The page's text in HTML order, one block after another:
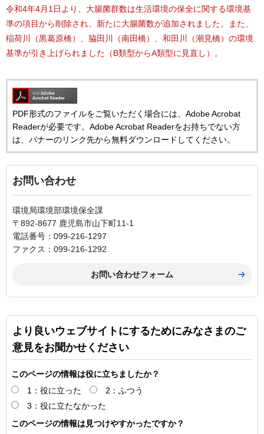
令和4年4月1日より、大腸菌群数は生活環境の保全に関する環境基
準の項目から削除され、新たに大腸菌数が追加されました。また、
稲荷川（黒葛原橋）、脇田川（南田橋）、和田川（潮見橋）の環境
基準が引き上げられました（B類型からA類型に見直し）。
PDF形式のファイルをご覧いただく場合には、Adobe Acrobat
Readerが必要です。Adobe Acrobat Readerをお持ちでない方
は、バナーのリンク先から無料ダウンロードしてください。
お問い合わせ
環境局環境部環境保全課
〒892-8677 鹿児島市山下町11-1
電話番号：099-216-1297
ファクス：099-216-1292
より良いウェブサイトにするためにみなさまのご
意見をお聞かせください
このページの情報は役に立ちましたか？
1：役に立った
2：ふつう
3：役に立たなかった
このページの情報は見つけやすかったですか？